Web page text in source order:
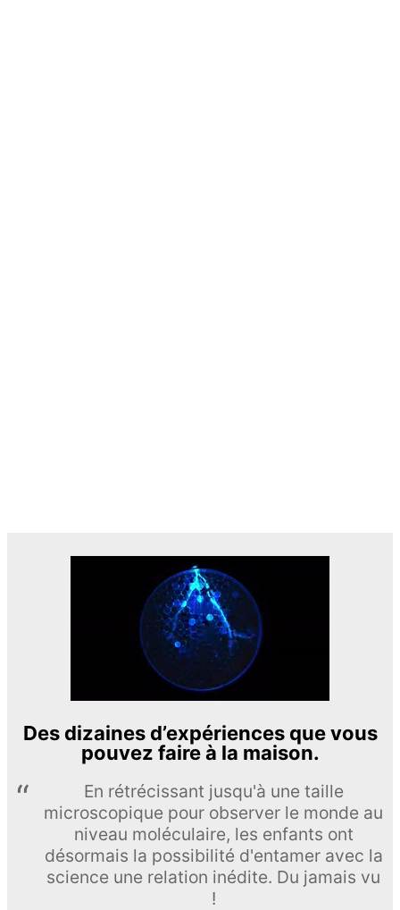
Des dizaines d’expériences que vous
pouvez faire à la maison.
En rétrécissant jusqu'à une taille
microscopique pour observer le monde au
niveau moléculaire, les enfants ont
désormais la possibilité d'entamer avec la
science une relation inédite. Du jamais vu
!